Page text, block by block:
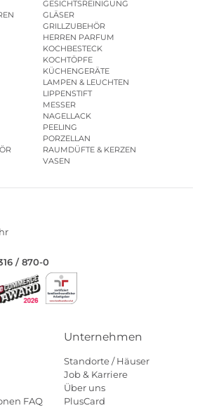
GESICHTSREINIGUNG
GLÄSER
GRILLZUBEHÖR
HERREN PARFUM
KOCHBESTECK
KOCHTÖPFE
KÜCHENGERÄTE
LAMPEN & LEUCHTEN
LIPPENSTIFT
MESSER
NAGELLACK
PEELING
PORZELLAN
RAUMDÜFTE & KERZEN
VASEN
/ 870-0
FAQ
Unternehmen
Standorte / Häuser
Job & Karriere
Über uns
PlusCard